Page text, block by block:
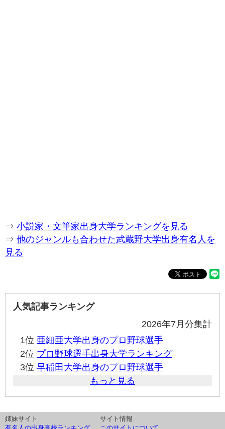
⇒ 小説家・文筆家出身大学ランキングを見る
⇒ 他のジャンルも合わせた武蔵野大学出身有名人を
見る
人気記事ランキング
2026年7月分集計
1位 亜細亜大学出身のプロ野球選手
2位 プロ野球選手出身大学ランキング
3位 早稲田大学出身のプロ野球選手
もっと見る
姉妹サイト
サイト情報